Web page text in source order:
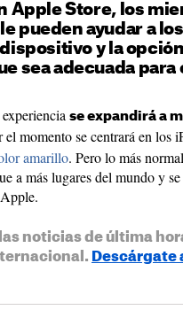
Apple Store, los
pueden ayudar a
y la
sea adecuada para
se expandirá a
el momento se centrará en los
amarillo. Pero lo más
a más lugares del mundo y
noticias de última
Descárgate